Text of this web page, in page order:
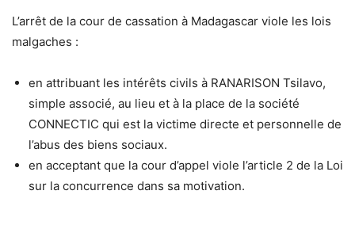
L’arrêt de la cour de cassation à Madagascar viole les lois
malgaches :
en attribuant les intérêts civils à RANARISON Tsilavo,
simple associé, au lieu et à la place de la société
CONNECTIC qui est la victime directe et personnelle de
l’abus des biens sociaux.
en acceptant que la cour d’appel viole l’article 2 de la Loi
sur la concurrence dans sa motivation.